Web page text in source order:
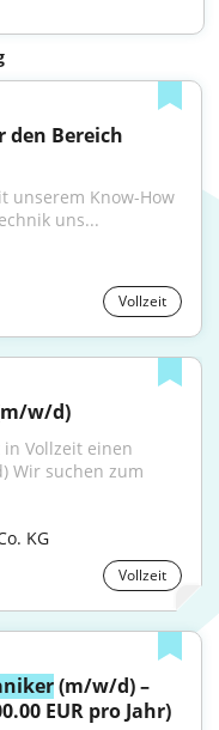
Bereich
unserem Know-How
uns...
Vollzeit
w/d)
Wir suchen zum
KG
Vollzeit
(m/w/d) –
EUR pro Jahr)